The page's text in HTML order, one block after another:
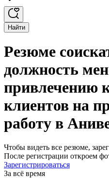
Найти
Резюме
должность
привлечению
клиентов на
работу в
Чтобы видеть все резюме,
После регистрации откроем
Зарегистрироваться
За всё время